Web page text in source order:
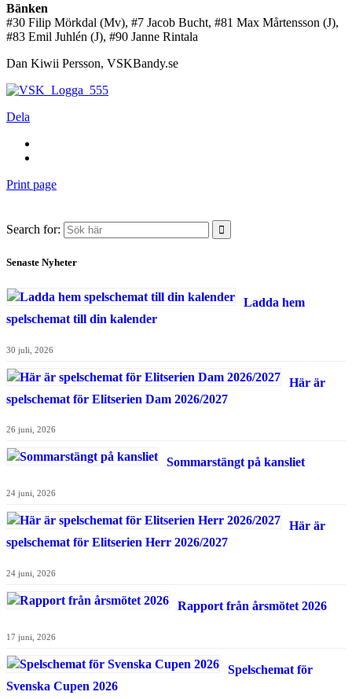
Bänken
#30 Filip Mörkdal (Mv), #7 Jacob Bucht, #81 Max Mårtensson (J),
#83 Emil Juhlén (J), #90 Janne Rintala
Dan Kiwii Persson, VSKBandy.se
Dela
Print page
Search for:
Senaste Nyheter
Ladda hem
spelschemat till din kalender
30 juli, 2026
Här är
spelschemat för Elitserien Dam 2026/2027
26 juni, 2026
Sommarstängt på kansliet
24 juni, 2026
Här är
spelschemat för Elitserien Herr 2026/2027
24 juni, 2026
Rapport från årsmötet 2026
17 juni, 2026
Spelschemat för
Svenska Cupen 2026